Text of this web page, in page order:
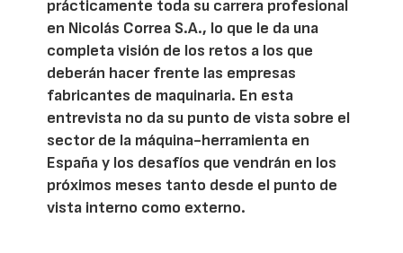
prácticamente toda su carrera profesional
en Nicolás Correa S.A., lo que le da una
completa visión de los retos a los que
deberán hacer frente las empresas
fabricantes de maquinaria. En esta
entrevista no da su punto de vista sobre el
sector de la máquina-herramienta en
España y los desafíos que vendrán en los
próximos meses tanto desde el punto de
vista interno como externo.